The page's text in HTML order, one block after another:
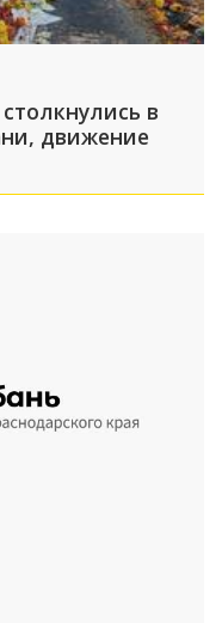
в
движение